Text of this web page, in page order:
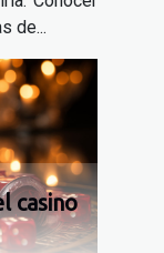
de...
casino